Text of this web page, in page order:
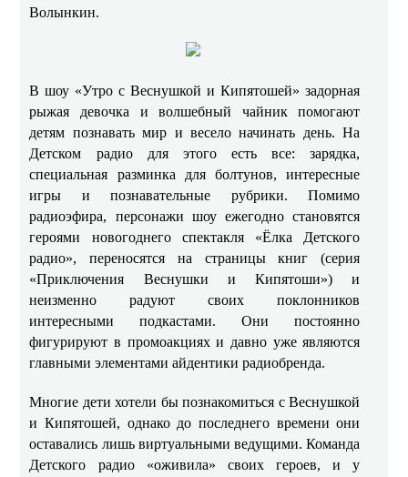
Волынкин.
В шоу «Утро с Веснушкой и Кипятошей» задорная
рыжая девочка и волшебный чайник помогают
детям познавать мир и весело начинать день. На
Детском радио для этого есть все: зарядка,
специальная разминка для болтунов, интересные
игры и познавательные рубрики. Помимо
радиоэфира, персонажи шоу ежегодно становятся
героями новогоднего спектакля «Ёлка Детского
радио», переносятся на страницы книг (серия
«Приключения Веснушки и Кипятоши») и
неизменно радуют своих поклонников
интересными подкастами. Они постоянно
фигурируют в промоакциях и давно уже являются
главными элементами айдентики радиобренда.
Многие дети хотели бы познакомиться с Веснушкой
и Кипятошей, однако до последнего времени они
оставались лишь виртуальными ведущими. Команда
Детского радио «оживила» своих героев, и у